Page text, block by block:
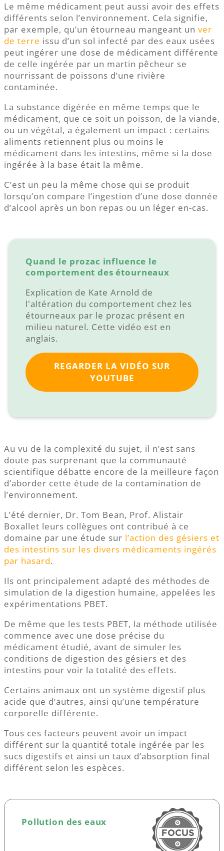
Le même médicament peut aussi avoir des effets
différents selon l’environnement. Cela signifie,
par exemple, qu’un étourneau mangeant un ver
de terre issu d’un sol infecté par des eaux usées
peut ingérer une dose de médicament différente
de celle ingérée par un martin pêcheur se
nourrissant de poissons d’une rivière
contaminée.
La substance digérée en même temps que le
médicament, que ce soit un poisson, de la viande,
ou un végétal, a également un impact : certains
aliments retiennent plus ou moins le
médicament dans les intestins, même si la dose
ingérée à la base était la même.
C’est un peu la même chose qui se produit
lorsqu’on compare l’ingestion d’une dose donnée
d’alcool après un bon repas ou un léger en-cas.
Quand le prozac influence le
comportement des étourneaux
Explication de Kate Arnold de
l'altération du comportement chez les
étourneaux par le prozac présent en
milieu naturel. Cette vidéo est en
anglais.
REGARDER LA VIDÉO SUR
YOUTUBE
Au vu de la complexité du sujet, il n’est sans
doute pas surprenant que la communauté
scientifique débatte encore de la meilleure façon
d’aborder cette étude de la contamination de
l’environnement.
L’été dernier, Dr. Tom Bean, Prof. Alistair
Boxallet leurs collègues ont contribué à ce
domaine par une étude sur l’action des gésiers et
des intestins sur les divers médicaments ingérés
par hasard.
Ils ont principalement adapté des méthodes de
simulation de la digestion humaine, appelées les
expérimentations PBET.
De même que les tests PBET, la méthode utilisée
commence avec une dose précise du
médicament étudié, avant de simuler les
conditions de digestion des gésiers et des
intestins pour voir la totalité des effets.
Certains animaux ont un système digestif plus
acide que d’autres, ainsi qu’une température
corporelle différente.
Tous ces facteurs peuvent avoir un impact
différent sur la quantité totale ingérée par les
sucs digestifs et ainsi un taux d’absorption final
différent selon les espèces.
Pollution des eaux